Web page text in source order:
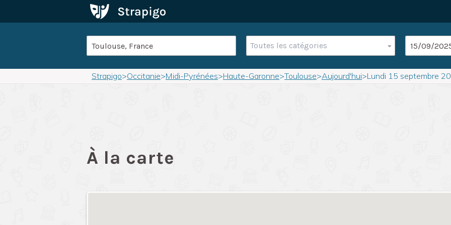
Toutes les catégories
Strapigo>Occitanie>Midi-Pyrénées>Haute-Garonne>Toulouse>Aujourd'hui>Lundi 15 septembre
À la carte